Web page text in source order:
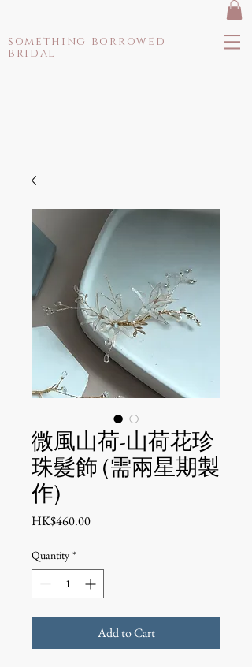
something borrowed
bridal
微風山荷-山荷花珍
珠髮飾 (需兩星期製
作)
HK$460.00Price
Quantity *
Add to Cart